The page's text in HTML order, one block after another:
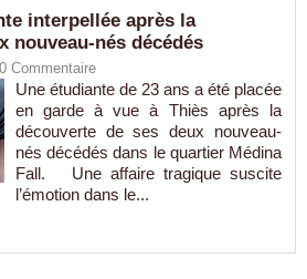
interpellée après la
nouveau-nés décédés
0 Commentaire
Une étudiante de 23 ans a été placée
en garde à vue à Thiès après la
découverte de ses deux nouveau-
nés décédés dans le quartier Médina
Fall. Une affaire tragique suscite
l’émotion dans le...